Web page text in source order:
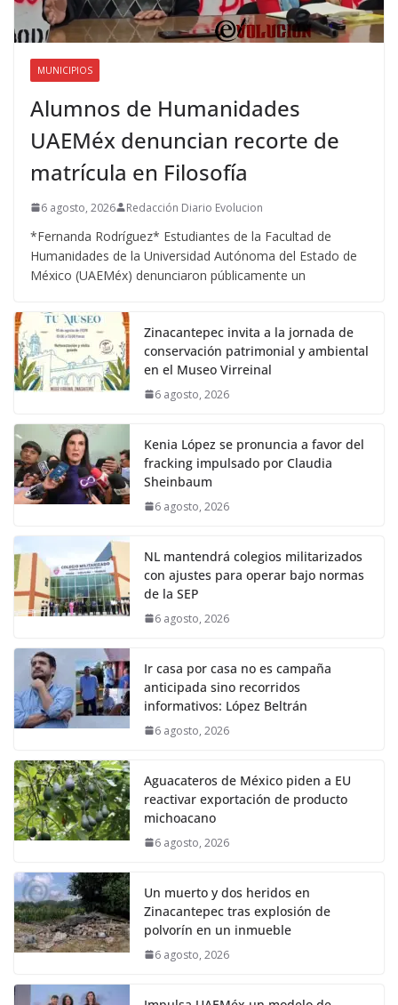
MUNICIPIOS
Alumnos de Humanidades
UAEMéx denuncian recorte de
matrícula en Filosofía
6 agosto, 2026 Redacción Diario Evolucion
*Fernanda Rodríguez* Estudiantes de la Facultad de
Humanidades de la Universidad Autónoma del Estado de
México (UAEMéx) denunciaron públicamente un
Zinacantepec invita a la jornada de
conservación patrimonial y ambiental
en el Museo Virreinal
6 agosto, 2026
Kenia López se pronuncia a favor del
fracking impulsado por Claudia
Sheinbaum
6 agosto, 2026
NL mantendrá colegios militarizados
con ajustes para operar bajo normas
de la SEP
6 agosto, 2026
Ir casa por casa no es campaña
anticipada sino recorridos
informativos: López Beltrán
6 agosto, 2026
Aguacateros de México piden a EU
reactivar exportación de producto
michoacano
6 agosto, 2026
Un muerto y dos heridos en
Zinacantepec tras explosión de
polvorín en un inmueble
6 agosto, 2026